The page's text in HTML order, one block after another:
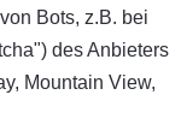
Bots, z.B. bei
des Anbieters
Mountain View,